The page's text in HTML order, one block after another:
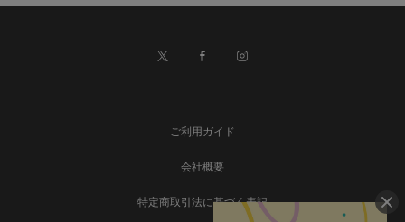
ご利用ガイド
会社概要
特定商取引法に基づく表記